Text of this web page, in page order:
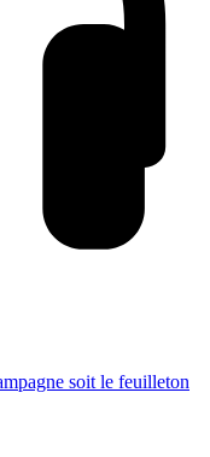
soit le feuilleton